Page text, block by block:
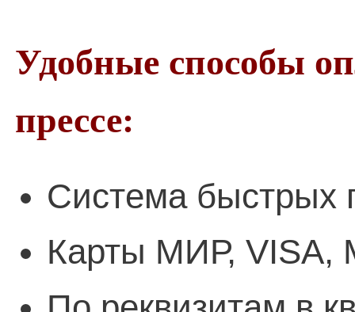
Удобные способы
прессе:
Система быстрых
Карты МИР, VISA,